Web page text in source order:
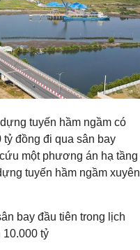
tuyến hầm ngầm có
đồng đi qua sân bay
một phương án hạ tầng
tuyến hầm ngầm xuyên
bay đầu tiên trong lịch
tỷ